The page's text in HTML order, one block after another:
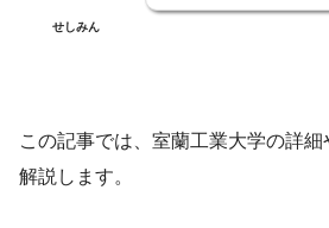
せしみん
この記事では、室蘭工業大学の詳
解説します。